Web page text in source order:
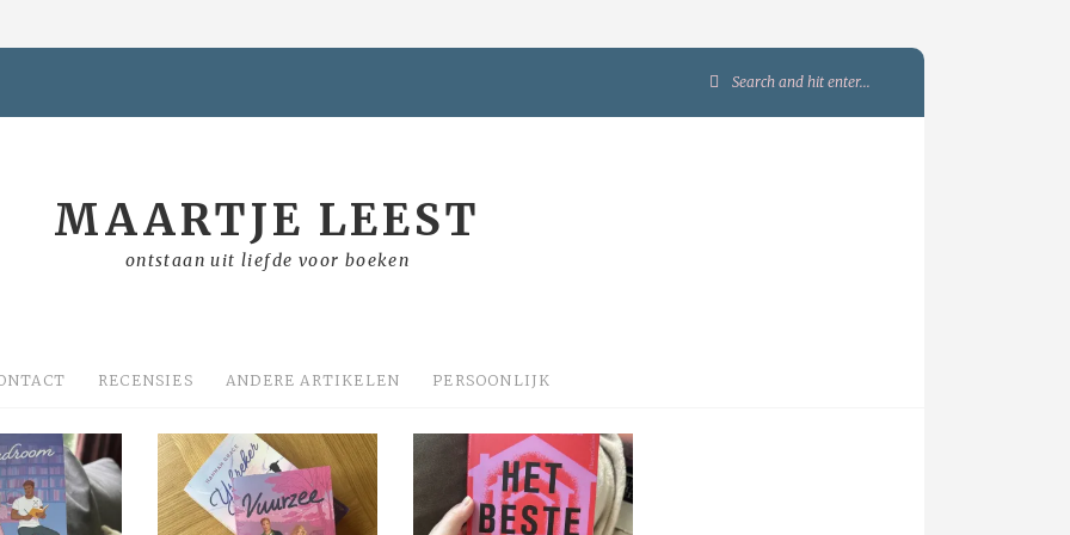
Search
MAARTJE LEEST
ontstaan uit liefde voor boeken
RECENSIES ANDERE ARTIKELEN PERSOONLIJK